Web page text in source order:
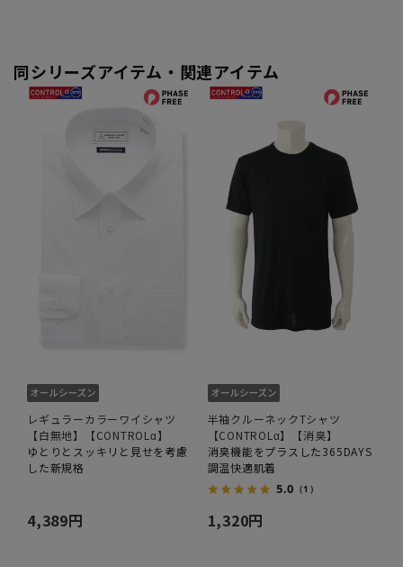
同シリーズアイテム・関連アイテム
レギュラーカラーワイシャツ
【白無地】【CONTROLα】
ゆとりとスッキリと見せを考慮
した新規格
4,389円
半袖クルーネックTシャツ
【CONTROLα】【消臭】
消臭機能をプラスした365DAYS
調温快適肌着
5.0 （1）
1,320円